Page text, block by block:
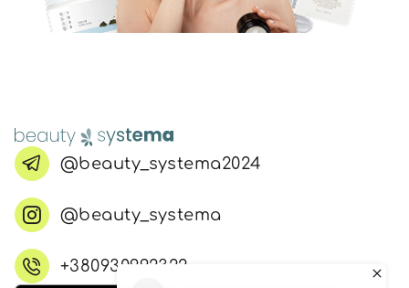
@beauty_systema2024
@beauty_systema
+380930992322